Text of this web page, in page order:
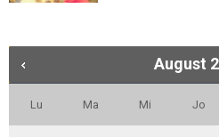
August
Lu Ma Mi Jo